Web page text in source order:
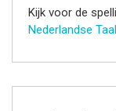
Kijk voor de
Nederlandse Taal